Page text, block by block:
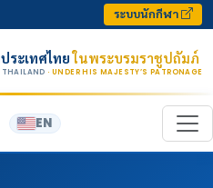
ระบบนักกีฬา
ระเทศไทยในพระบรมราชูปถัมภ์
· UNDER HIS MAJESTY’S PATRONAGE
EN